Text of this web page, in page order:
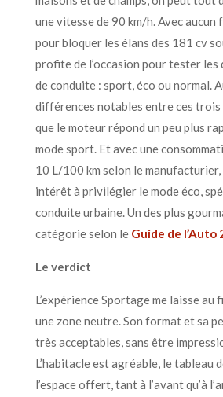
une vitesse de 90 km/h. Avec aucun
pour bloquer les élans des 181 cv
profite de l’occasion pour tester
de conduite : sport, éco ou normal.
différences notables entre ces trois
que le moteur répond un peu plus
mode sport. Et avec une
10 L/100 km selon le manufacturier,
intérêt à privilégier le mode éco,
conduite urbaine. Un des plus
catégorie selon le Guide de l’Auto
Le verdict
L’expérience Sportage me laisse au
une zone neutre. Son format et sa
très acceptables, sans être
L’habitacle est agréable, le tableau
l’espace offert, tant à l’avant qu’à